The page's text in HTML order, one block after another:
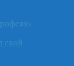
свой